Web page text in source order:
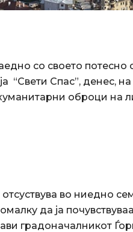
со своето потесно
“Свети Спас”, денес, на
оброци на
во ниедно
да ја
градоначалникот